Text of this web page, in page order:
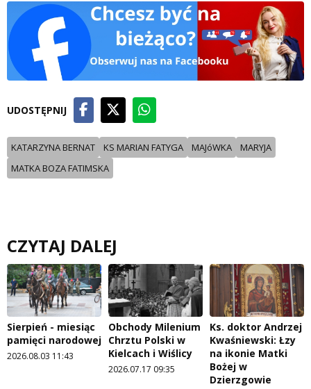
UDOSTĘPNIJ
KATARZYNA BERNAT KS MARIAN FATYGA MAJóWKA
MARYJA
MATKA BOZA FATIMSKA
CZYTAJ DALEJ
Sierpień - miesiąc
pamięci narodowej
2026.08.03 11:43
Obchody Milenium
Chrztu Polski w
Kielcach i Wiślicy
2026.07.17 09:35
Ks. doktor Andrzej
Kwaśniewski: Łzy
na ikonie Matki
Bożej w
Dzierzgowie